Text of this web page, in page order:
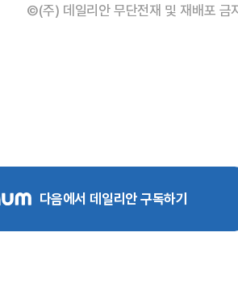
©(주) 데일리안 무단전재 및 재배포 금
다음에서 데일리안 구독하기